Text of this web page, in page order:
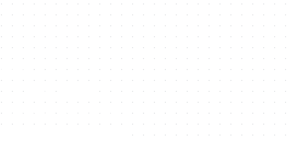
ぶ
学校3選
ぶべきことも、環境も変わります。